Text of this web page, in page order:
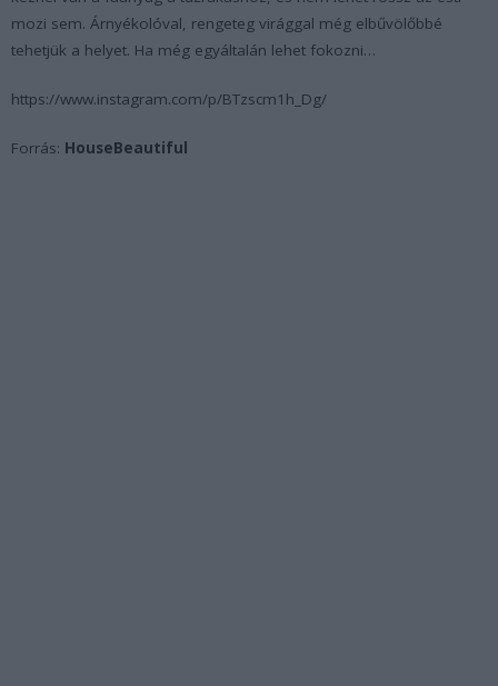
mozi sem. Árnyékolóval, rengeteg virággal még elbűvölőbbé
tehetjük a helyet. Ha még egyáltalán lehet fokozni…
https://www.instagram.com/p/BTzscm1h_Dg/
Forrás: HouseBeautiful